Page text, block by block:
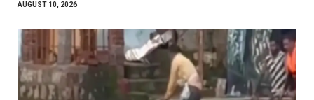
AUGUST 10, 2026